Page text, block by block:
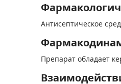
Антисептическое
Препарат обладает